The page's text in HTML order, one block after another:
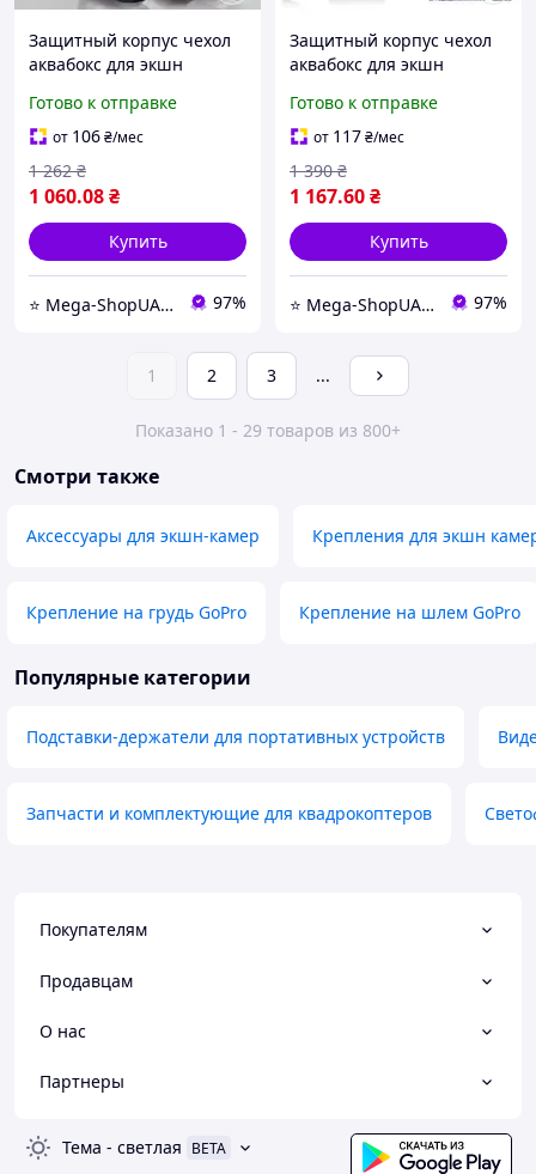
Защитный корпус чехол
аквабокс для экшн
Black
водонепроницаемый +
розовый фильтр DE21P
Готово к отправке
от 106₴/мес
1 060.08₴
1 262 ₴
Купить
⭐️ Mega-ShopUA.com.ua 97%
Защитный корпус чехол
аквабокс для экшн
Black
водонепроницаемый с
тремя фильтрами DE21DF
Готово к отправке
от 117₴/мес
1 167.60₴
1 390 ₴
Купить
⭐️ Mega-ShopUA.com.ua 97%
1 2 3 ...
Показано 1 - 29 товаров из 800+
Смотри также
Аксессуары для экшн-камер Крепления для экшн
Крепление на грудь GoPro Крепление на шлем GoPro
Популярные категории
Подставки-держатели для портативных устройств
Запчасти и комплектующие для квадрокоптеров
Покупателям
Продавцам
О нас
Партнеры
Тема - светлая BETA